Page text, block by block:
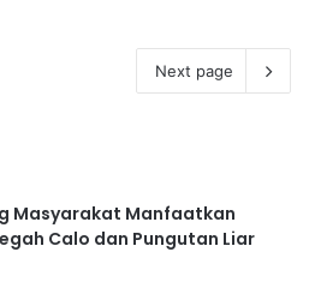
Next page
Masyarakat Manfaatkan
Calo dan Pungutan Liar